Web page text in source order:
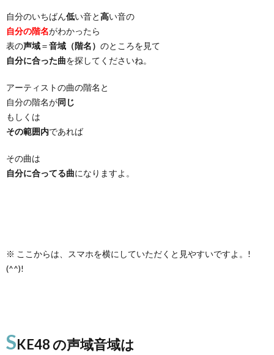
自分のいちばん低い音と高い音の
自分の階名がわかったら
表の声域＝音域（階名） のところを見て
自分に合った曲を探してくださいね。
アーティストの曲の階名と
自分の階名が同じ
もしくは
その範囲内であれば
その曲は
自分に合ってる曲になりますよ。
※ ここからは、スマホを横にしていただくと見やすいですよ。!
(^^)!
SKE48 の声域音域は